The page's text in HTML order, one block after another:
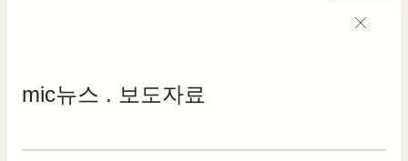
mic뉴스 . 보도자료